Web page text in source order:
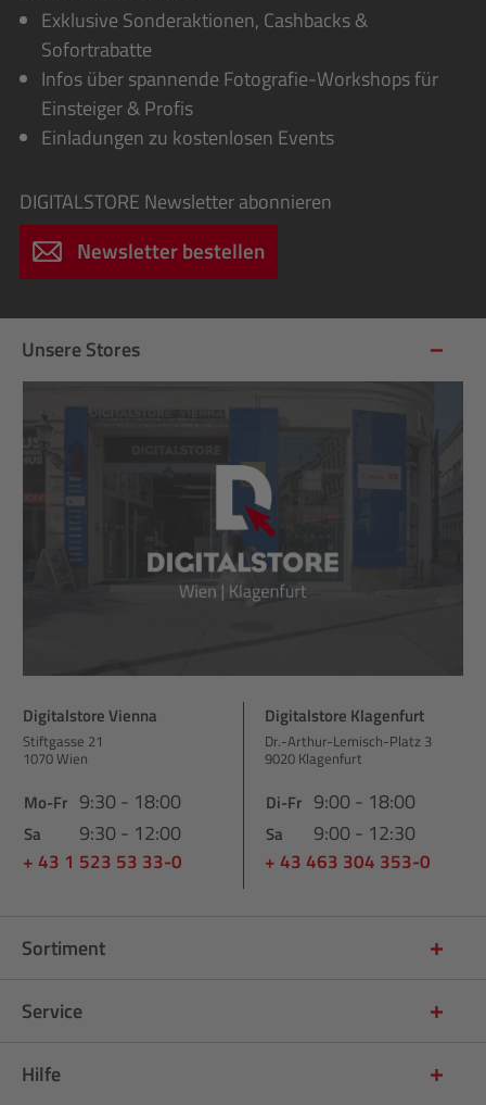
Exklusive Sonderaktionen, Cashbacks &
Sofortrabatte
Infos über spannende Fotografie-Workshops für
Einsteiger & Profis
Einladungen zu kostenlosen Events
DIGITALSTORE Newsletter abonnieren
Newsletter bestellen
Unsere Stores
Digitalstore Vienna
Stiftgasse 21
1070 Wien
Mo-Fr 9:30 - 18:00
Sa 9:30 - 12:00
+ 43 1 523 53 33-0
Digitalstore Klagenfurt
Dr.-Arthur-Lemisch-Platz 3
9020 Klagenfurt
Di-Fr 9:00 - 18:00
Sa 9:00 - 12:30
+ 43 463 304 353-0
Sortiment
Service
Hilfe